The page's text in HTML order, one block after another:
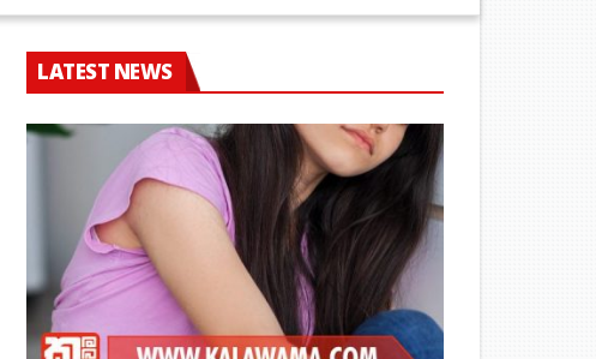
LATEST NEWS